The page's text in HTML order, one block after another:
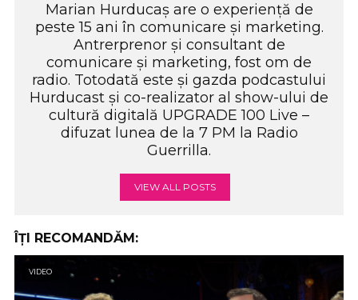
Marian Hurducaș are o experiență de
peste 15 ani în comunicare și marketing.
Antrerprenor și consultant de
comunicare și marketing, fost om de
radio. Totodată este și gazda podcastului
Hurducast și co-realizator al show-ului de
cultură digitală UPGRADE 100 Live –
difuzat lunea de la 7 PM la Radio
Guerrilla.
VIEW ALL POSTS
ÎȚI RECOMANDĂM:
VIDEO